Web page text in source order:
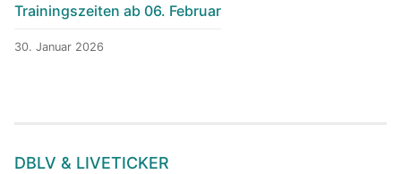
Trainingszeiten ab 06. Februar
30. Januar 2026
DBLV & LIVETICKER